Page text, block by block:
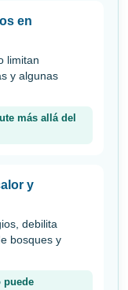
en
limitan
y algunas
más allá del
y
debilita
bosques y
puede